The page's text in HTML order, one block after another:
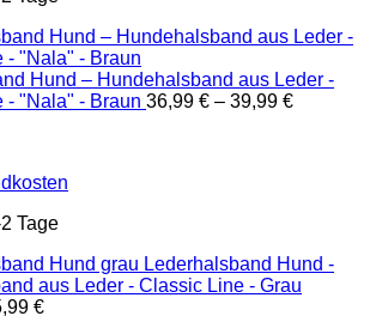
Hund – Hundehalsband aus Leder -
- "Nala" - Braun 36,99 € – 39,99 €
Tage
Lederhalsband Hund -
aus Leder - Classic Line - Grau
€